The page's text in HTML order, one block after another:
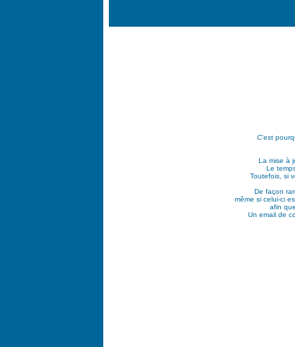
C'est
La mise à
Le
Toutefois, si
De façon
même si celui-ci
afin
Un email de